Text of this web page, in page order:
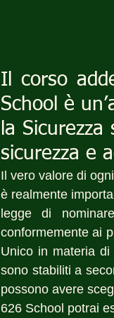
Il corso
School è
la
sicurezza e
Il vero valore di
è realmente
legge di
conformemente ai
Unico in materia
sono stabiliti a
possono avere
626 School potrai